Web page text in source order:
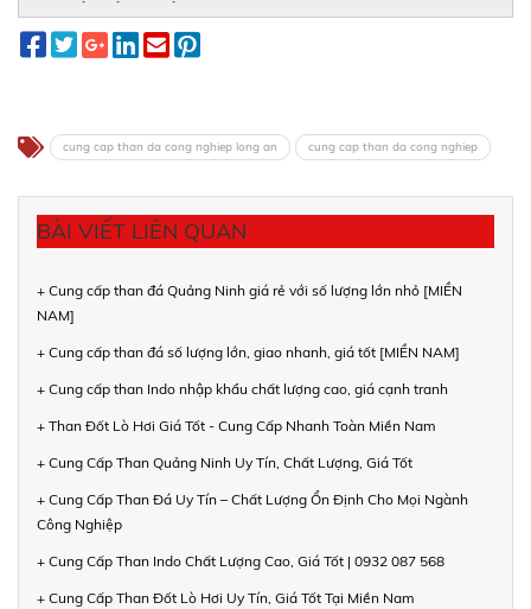
cung cap than da cong nghiep long an cung cap than da cong nghiep
BÀI VIẾT LIÊN QUAN
+ Cung cấp than đá Quảng Ninh giá rẻ với số lượng lớn nhỏ [MIỀN
NAM]
+ Cung cấp than đá số lượng lớn, giao nhanh, giá tốt [MIỀN NAM]
+ Cung cấp than Indo nhập khẩu chất lượng cao, giá cạnh tranh
+ Than Đốt Lò Hơi Giá Tốt - Cung Cấp Nhanh Toàn Miền Nam
+ Cung Cấp Than Quảng Ninh Uy Tín, Chất Lượng, Giá Tốt
+ Cung Cấp Than Đá Uy Tín – Chất Lượng Ổn Định Cho Mọi Ngành
Công Nghiệp
+ Cung Cấp Than Indo Chất Lượng Cao, Giá Tốt | 0932 087 568
+ Cung Cấp Than Đốt Lò Hơi Uy Tín, Giá Tốt Tại Miền Nam